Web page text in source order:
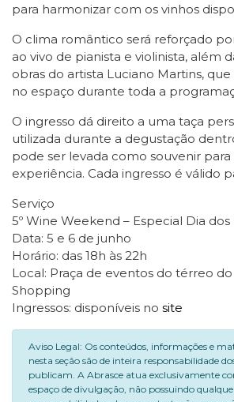
para harmonizar com os vinhos
O clima romântico será reforçado
ao vivo de pianista e violinista, além
obras do artista Luciano Martins,
no espaço durante toda a
O ingresso dá direito a uma taça
utilizada durante a degustação
pode ser levada como souvenir para
experiência. Cada ingresso é válido
Serviço
5º Wine Weekend – Especial Dia
Data: 5 e 6 de junho
Horário: das 18h às 22h
Local: Praça de eventos do térreo
Shopping
Ingressos: disponíveis no site
Aviso Legal: Os conteúdos, informações e
nesta seção são de inteira responsabilidade
publicam. A Abrasce atua exclusivamente
espaço de divulgação, não possuindo